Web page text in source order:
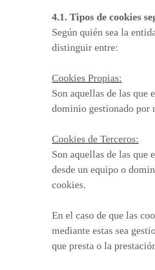
4.1. Tipos de cookies
Según quién sea la
distinguir entre:
Cookies Propias:
Son aquellas de las que
dominio gestionado por
Cookies de Terceros:
Son aquellas de las que
desde un equipo o
cookies.
En el caso de que las
mediante estas sea
que presta o la